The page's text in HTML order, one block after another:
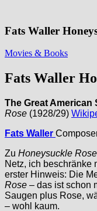
Fats Waller
Movies & Books
Fats Waller
The Great American
Rose (1928/29)
Fats Waller
Zu Honeysuckle Rose
Netz, ich beschränke
erster Hinweis: Die
Rose – das ist schon
Saugen plus Rose,
– wohl kaum.